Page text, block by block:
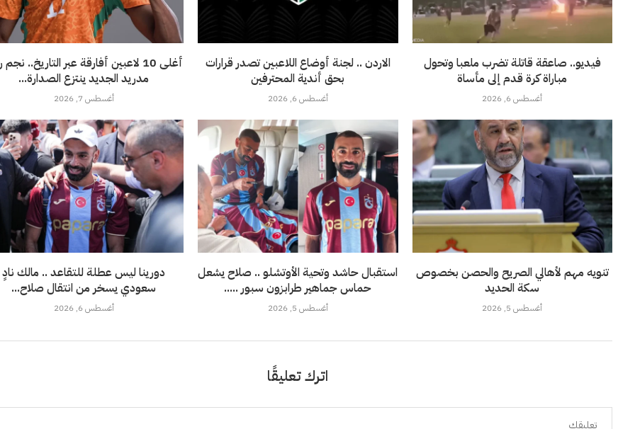
أغلى 10 لاعبين أفارقة عبر التاريخ..
مدريد الجديد ينتزع الصدارة...
أغسطس 7, 2026
الاردن .. لجنة أوضاع اللاعبين تصدر قرارات
بحق أندية المحترفين
أغسطس 6, 2026
فيديو.. صاعقة قاتلة تضرب ملعبا وتحول
مباراة كرة قدم إلى مأساة
أغسطس 6, 2026
دورينا ليس عطلة للتقاعد .. مالك نادٍ
سعودي يسخر من انتقال صلاح...
أغسطس 6, 2026
استقبال حاشد وتحية الأوتشلو .. صلاح يشعل
حماس جماهير طرابزون سبور .....
أغسطس 5, 2026
تنويه مهم لأهالي الصريح والحصن بخصوص
سكة الحديد
أغسطس 5, 2026
اترك تعليقًا